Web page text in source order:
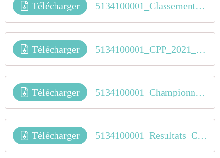
Télécharger 5134100001_Classement_General_Coupe_de_France_BMX_2021
Télécharger 5134100001_CPP_2021_National_apres_Frontignan
Télécharger 5134100001_Championnat_de_France_DN2_BMX_2021
Télécharger 5134100001_Resultats_Coupe_de_France_BMX_2_Frontignan_OCCI_